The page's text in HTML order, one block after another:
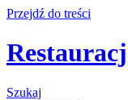
Przejdź do treści
Szukaj